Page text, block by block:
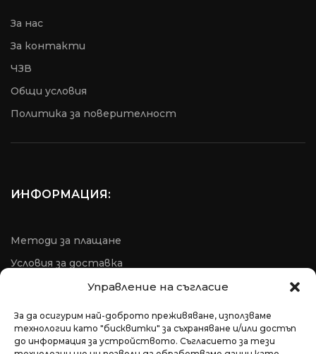
Управление на съгласие
За да осигурим най-доброто преживяване, използваме
технологии като "бисквитки" за съхраняване и/или достъп
до информация за устройството. Съгласието за тези
За нас
За контакти
ЧЗВ
Общи условия
Пoлитика за поверителност
ИНФОРМАЦИЯ:
Методи за плащане
Условия за доставка
Условия за рекламация